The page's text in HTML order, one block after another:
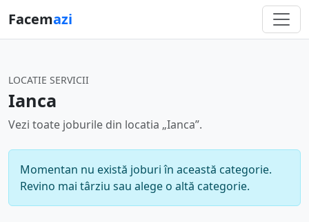
Facemazi
LOCATIE SERVICII
Ianca
Vezi toate joburile din locatia „Ianca”.
Momentan nu există joburi în această categorie.
Revino mai târziu sau alege o altă categorie.